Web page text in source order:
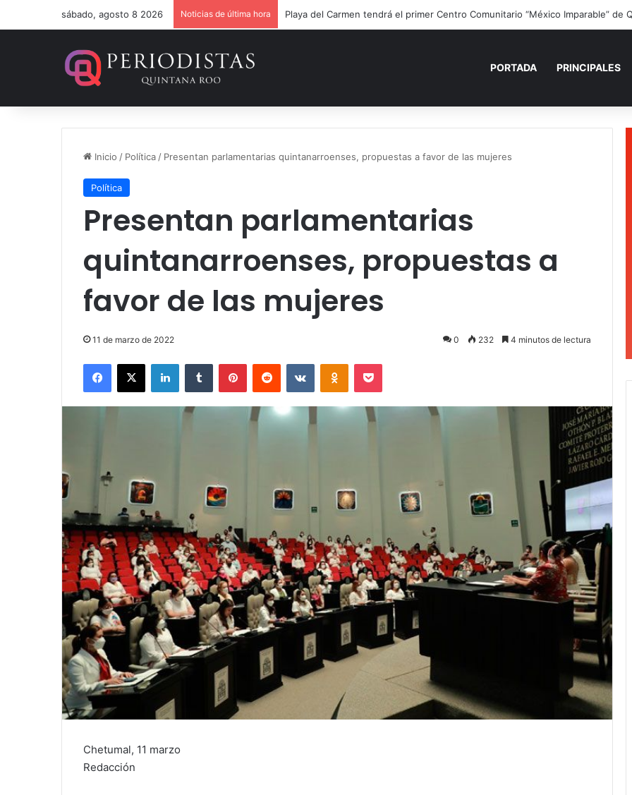
sábado, agosto 8 2026 Noticias de última hora Un verano para recordar: niñas y niños cierran con alegría el curso “Aventuras
PORTADA PRINCIPALES
Inicio / Política / Presentan parlamentarias quintanarroenses, propuestas a favor de las mujeres
Política
Presentan parlamentarias
quintanarroenses, propuestas a
favor de las mujeres
11 de marzo de 2022 0 232 4 minutos de lectura
Facebook
X LinkedInTumblr PinterestReddit VKontakteOdnoklassniki
Pocket
Chetumal, 11 marzo
Redacción